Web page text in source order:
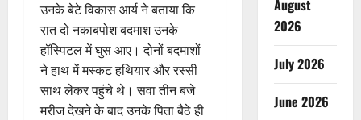
उनके बेटे विकास आर्य ने बताया कि
रात दो नकाबपोश बदमाश उनके
हॉस्पिटल में घुस आए। दोनों बदमाशों
ने हाथ में मस्कट हथियार और रस्सी
साथ लेकर पहुंचे थे। सवा तीन बजे
मरीज देखने के बाद उनके पिता बैठे ही
August
2026
July 2026
June 2026